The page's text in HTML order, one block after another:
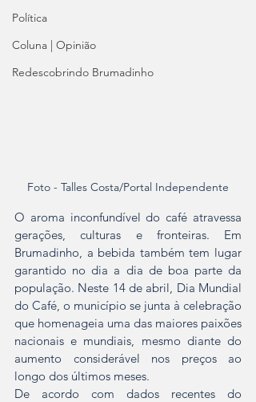
Política
Coluna | Opinião
Redescobrindo Brumadinho
Foto - Talles Costa/Portal Independente
O aroma inconfundível do café atravessa
gerações, culturas e fronteiras. Em
Brumadinho, a bebida também tem lugar
garantido no dia a dia de boa parte da
população. Neste 14 de abril, Dia Mundial
do Café, o município se junta à celebração
que homenageia uma das maiores paixões
nacionais e mundiais, mesmo diante do
aumento considerável nos preços ao
longo dos últimos meses.
De acordo com dados recentes do